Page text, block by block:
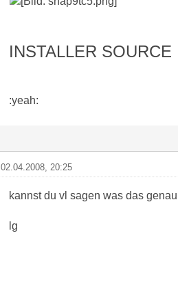
INSTALLER SOURCE
:yeah:
02.04.2008, 20:25
kannst du vl sagen was das
lg